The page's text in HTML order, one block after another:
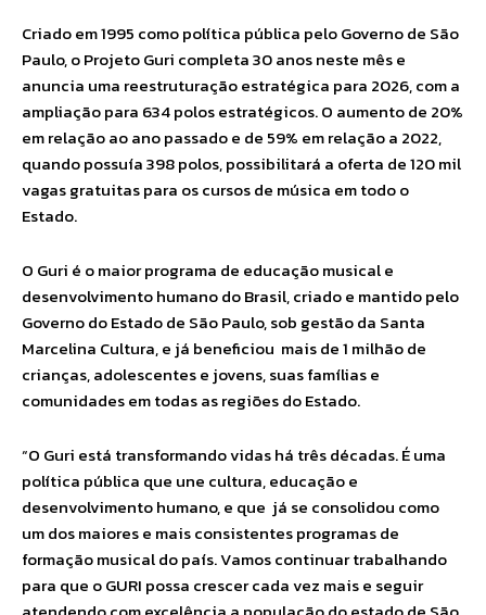
Criado em 1995 como política pública pelo Governo de São
Paulo, o Projeto Guri completa 30 anos neste mês e
anuncia uma reestruturação estratégica para 2026, com a
ampliação para 634 polos estratégicos. O aumento de 20%
em relação ao ano passado e de 59% em relação a 2022,
quando possuía 398 polos, possibilitará a oferta de 120 mil
vagas gratuitas para os cursos de música em todo o
Estado.
O Guri é o maior programa de educação musical e
desenvolvimento humano do Brasil, criado e mantido pelo
Governo do Estado de São Paulo, sob gestão da Santa
Marcelina Cultura, e já beneficiou mais de 1 milhão de
crianças, adolescentes e jovens, suas famílias e
comunidades em todas as regiões do Estado.
“O Guri está transformando vidas há três décadas. É uma
política pública que une cultura, educação e
desenvolvimento humano, e que já se consolidou como
um dos maiores e mais consistentes programas de
formação musical do país. Vamos continuar trabalhando
para que o GURI possa crescer cada vez mais e seguir